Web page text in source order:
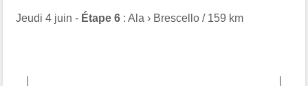
Jeudi 4 juin - Étape 6 : Ala › Brescello / 159 km